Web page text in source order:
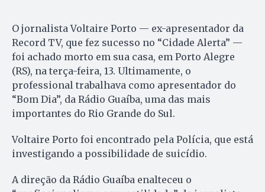
O jornalista Voltaire Porto — ex-apresentador da
Record TV, que fez sucesso no “Cidade Alerta” —
foi achado morto em sua casa, em Porto Alegre
(RS), na terça-feira, 13. Ultimamente, o
professional trabalhava como apresentador do
“Bom Dia”, da Rádio Guaíba, uma das mais
importantes do Rio Grande do Sul.
Voltaire Porto foi encontrado pela Polícia, que está
investigando a possibilidade de suicídio.
A direção da Rádio Guaíba enalteceu o